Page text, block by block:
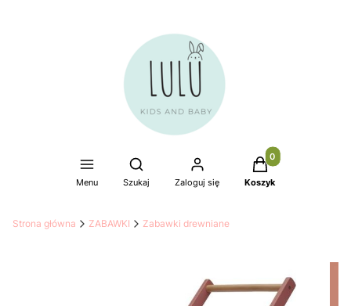
Menu
Otwórz wyszukiwarkę
Szukaj Zaloguj się
Produkty w
Koszyk
Strona główna ZABAWKI Zabawki drewniane